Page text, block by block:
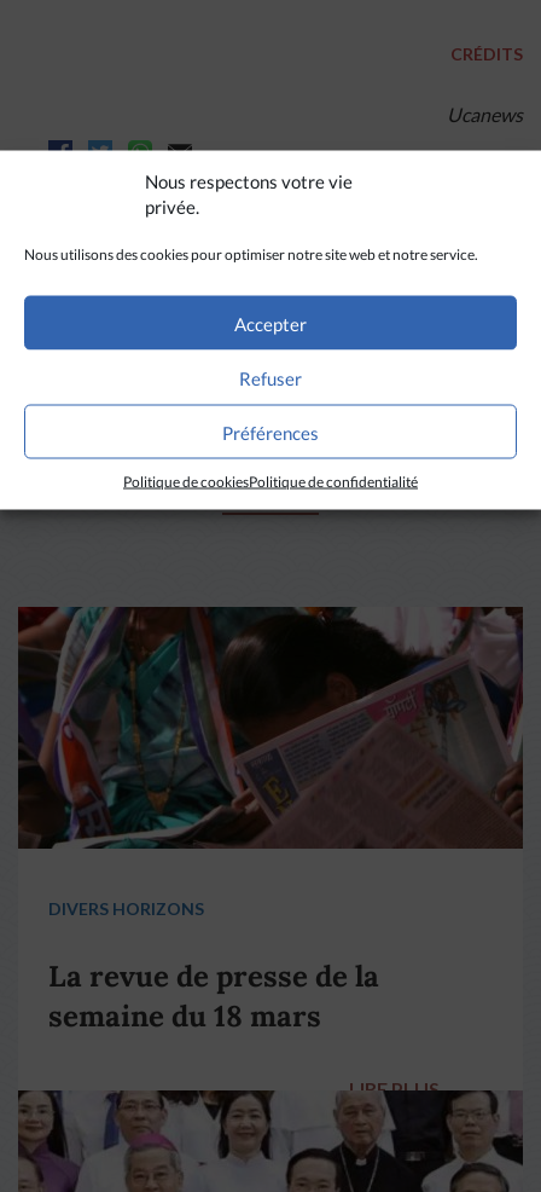
Nous respectons votre vie
privée.
Nous utilisons des cookies pour optimiser notre site web et notre service.
Accepter
Refuser
Préférences
Politique de cookiesPolitique de confidentialité
CRÉDITS
Ucanews
A LIRE AUSSI
DIVERS HORIZONS
La revue de presse de la
semaine du 18 mars
LIRE PLUS →